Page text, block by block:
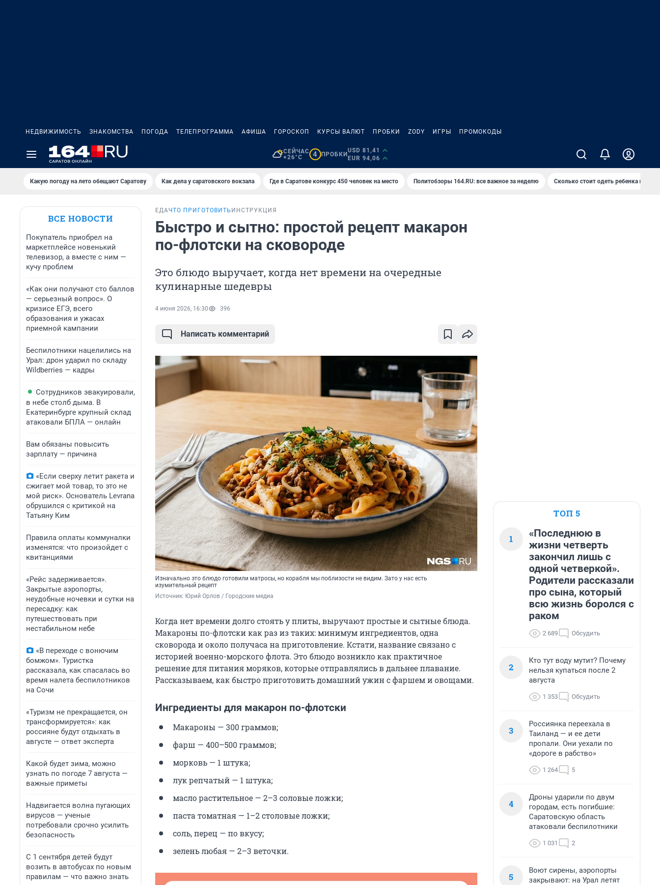
НЕДВИЖИМОСТЬ ЗНАКОМСТВА ПОГОДА ТЕЛЕПРОГРАММА АФИША ГОРОСКОП КУРСЫ ВАЛЮТ ПРОБКИ ZODY ИГРЫ ПРОМОКОДЫ
СЕЙЧАС
+26°C
4 ПРОБКИ
USD 81,41
EUR 94,06
Какую погоду на лето обещают Саратову Как дела у саратовского вокзала Где в Саратове конкурс 450 человек на место Политобзоры 164.RU: все важное за неделю Сколько стоит одеть ребенка на
ВСЕ НОВОСТИ
Покупатель приобрел на
маркетплейсе новенький
телевизор, а вместе с ним —
кучу проблем
«Как они получают сто баллов
— серьезный вопрос». О
кризисе ЕГЭ, всего
образования и ужасах
приемной кампании
Беспилотники нацелились на
Урал: дрон ударил по складу
Wildberries — кадры
Сотрудников эвакуировали,
в небе столб дыма. В
Екатеринбурге крупный склад
атаковали БПЛА — онлайн
Вам обязаны повысить
зарплату — причина
«Если сверху летит ракета и
сжигает мой товар, то это не
мой риск». Основатель Levrana
обрушился с критикой на
Татьяну Ким
Правила оплаты коммуналки
изменятся: что произойдет с
квитанциями
«Рейс задерживается».
Закрытые аэропорты,
неудобные ночевки и сутки на
пересадку: как
путешествовать при
нестабильном небе
«В переходе с вонючим
бомжом». Туристка
рассказала, как спасалась во
время налета беспилотников
на Сочи
«Туризм не прекращается, он
трансформируется»: как
россияне будут отдыхать в
августе — ответ эксперта
Какой будет зима, можно
узнать по погоде 7 августа —
важные приметы
Надвигается волна пугающих
вирусов — ученые
потребовали срочно усилить
безопасность
С 1 сентября детей будут
возить в автобусах по новым
правилам — что важно знать
ЕДАЧТО ПРИГОТОВИТЬ ИНСТРУКЦИЯ
Быстро и сытно: простой рецепт макарон
по-флотски на сковороде
Это блюдо выручает, когда нет времени на очередные
кулинарные шедевры
4 июня 2026, 16:30 396
Написать комментарий
Изначально это блюдо готовили матросы, но корабля мы поблизости не видим. Зато у нас есть
изумительный рецепт
Источник: Юрий Орлов / Городские медиа
Когда нет времени долго стоять у плиты, выручают простые и сытные блюда.
Макароны по-флотски как раз из таких: минимум ингредиентов, одна
сковорода и около получаса на приготовление. Кстати, название связано с
историей военно-морского флота. Это блюдо возникло как практичное
решение для питания моряков, которые отправлялись в дальнее плавание.
Рассказываем, как быстро приготовить домашний ужин с фаршем и овощами.
Ингредиенты для макарон по-флотски
Макароны — 300 граммов;
фарш — 400–500 граммов;
морковь — 1 штука;
лук репчатый — 1 штука;
масло растительное — 2–3 соловые ложки;
паста томатная — 1–2 столовые ложки;
соль, перец — по вкусу;
зелень любая — 2–3 веточки.
ТОП 5
1
«Последнюю в
жизни четверть
закончил лишь с
одной четверкой».
Родители рассказали
про сына, который
всю жизнь боролся с
раком
2 689 Обсудить
2
Кто тут воду мутит? Почему
нельзя купаться после 2
августа
1 353 Обсудить
3
Россиянка переехала в
Таиланд — и ее дети
пропали. Они уехали по
«дороге в рабство»
1 264 5
4
Дроны ударили по двум
городам, есть погибшие:
Саратовскую область
атаковали беспилотники
1 031 2
5
Воют сирены, аэропорты
закрывают: на Урал летят